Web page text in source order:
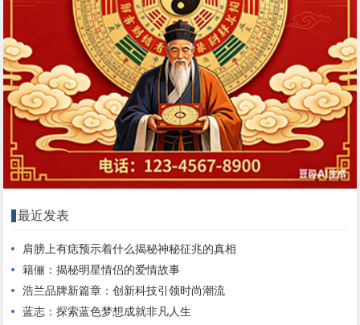
最近发表
肩膀上有痣预示着什么揭秘神秘征兆的真相
籍俪：揭秘明星情侣的爱情故事
浩兰品牌新篇章：创新科技引领时尚潮流
蓝志：探索蓝色梦想成就非凡人生